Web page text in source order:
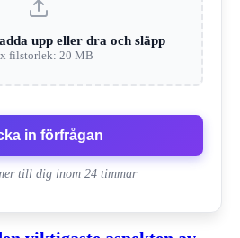
upp eller dra och släpp
filstorlek: 20 MB
in förfrågan
till dig inom 24 timmar